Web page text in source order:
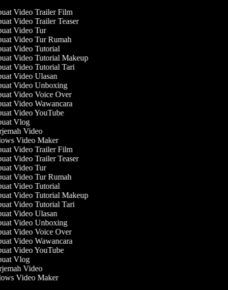
Video Trailer Film
Video Trailer Teaser
Video Tur
Video Tur Rumah
Video Tutorial
Video Tutorial Makeup
Video Tutorial Tari
Video Ulasan
Video Unboxing
Video Voice Over
Video Wawancara
Video YouTube
Vlog
Video
Video Maker
Video Trailer Film
Video Trailer Teaser
Video Tur
Video Tur Rumah
Video Tutorial
Video Tutorial Makeup
Video Tutorial Tari
Video Ulasan
Video Unboxing
Video Voice Over
Video Wawancara
Video YouTube
Vlog
Video
Video Maker